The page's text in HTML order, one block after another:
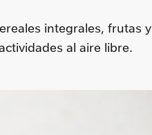
integrales, frutas y
al aire libre.